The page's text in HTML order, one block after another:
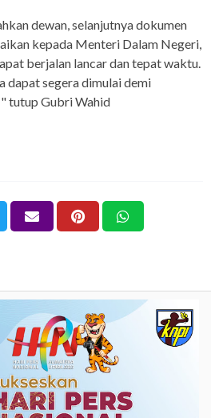
dewan, selanjutnya dokumen
kepada Menteri Dalam Negeri,
berjalan lancar dan tepat waktu.
dapat segera dimulai demi
tutup Gubri Wahid